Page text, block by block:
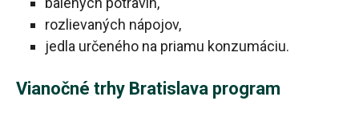
rozlievaných nápojov,
jedla určeného na priamu konzumáciu.
Vianočné trhy Bratislava program